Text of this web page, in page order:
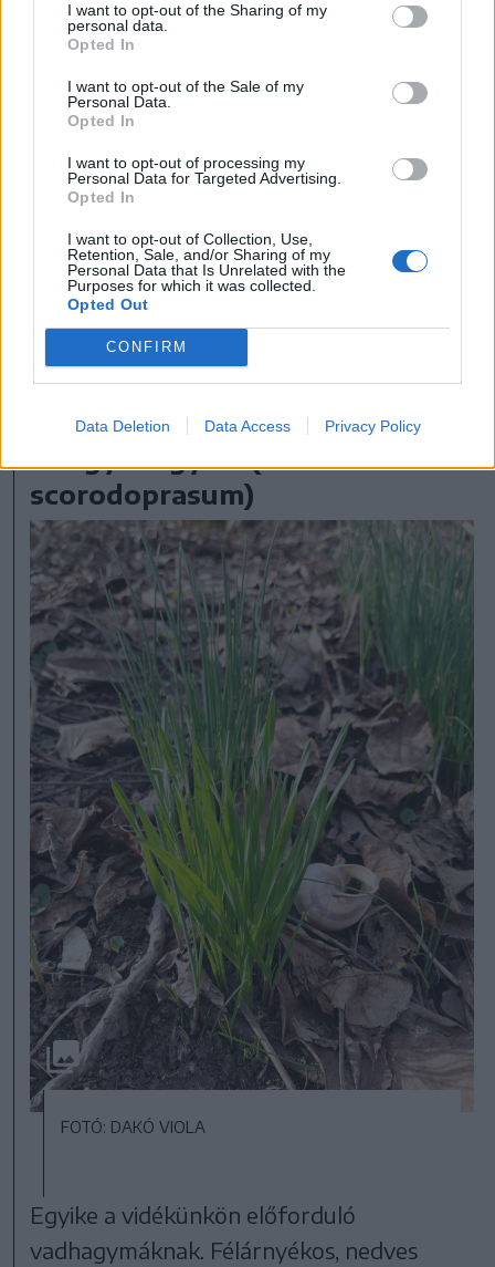
I want to opt-out of the Sharing of my
personal data.
Opted In
I want to opt-out of the Sale of my
Personal Data.
Opted In
I want to opt-out of processing my
Personal Data for Targeted Advertising.
Opted In
I want to opt-out of Collection, Use,
Retention, Sale, and/or Sharing of my
Personal Data that Is Unrelated with the
Purposes for which it was collected.
Opted Out
CONFIRM
Data Deletion Data Access Privacy Policy
Várandósság, szoptatás
ideje alatt és
aszpirinallergia esetén
kerüljük szalicilsav
tartalma miatt.
Méhek, poszméhek és lepkék szívesen
A kígyóhagyma (Allium
scorodoprasum)
FOTÓ: DAKÓ VIOLA
Egyike a vidékünkön előforduló
vadhagymáknak. Félárnyékos, nedves